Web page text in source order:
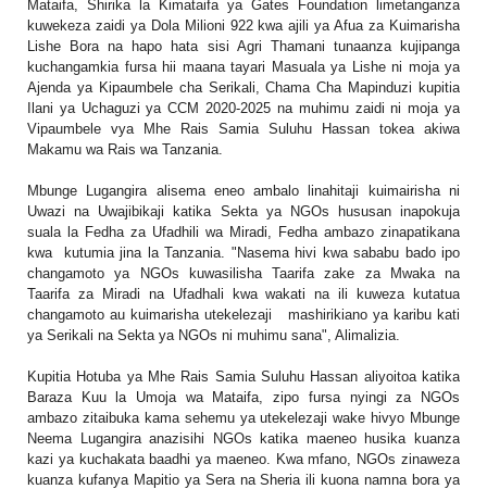
Mataifa, Shirika la Kimataifa ya Gates Foundation limetanganza
kuwekeza zaidi ya Dola Milioni 922 kwa ajili ya Afua za Kuimarisha
Lishe Bora na hapo hata sisi Agri Thamani tunaanza kujipanga
kuchangamkia fursa hii maana tayari Masuala ya Lishe ni moja ya
Ajenda ya Kipaumbele cha Serikali, Chama Cha Mapinduzi kupitia
Ilani ya Uchaguzi ya CCM 2020-2025 na muhimu zaidi ni moja ya
Vipaumbele vya Mhe Rais Samia Suluhu Hassan tokea akiwa
Makamu wa Rais wa Tanzania.
Mbunge Lugangira alisema eneo ambalo linahitaji kuimairisha ni
Uwazi na Uwajibikaji katika Sekta ya NGOs hususan inapokuja
suala la Fedha za Ufadhili wa Miradi, Fedha ambazo zinapatikana
kwa kutumia jina la Tanzania. "Nasema hivi kwa sababu bado ipo
changamoto ya NGOs kuwasilisha Taarifa zake za Mwaka na
Taarifa za Miradi na Ufadhali kwa wakati na ili kuweza kutatua
changamoto au kuimarisha utekelezaji mashirikiano ya karibu kati
ya Serikali na Sekta ya NGOs ni muhimu sana", Alimalizia.
Kupitia Hotuba ya Mhe Rais Samia Suluhu Hassan aliyoitoa katika
Baraza Kuu la Umoja wa Mataifa, zipo fursa nyingi za NGOs
ambazo zitaibuka kama sehemu ya utekelezaji wake hivyo Mbunge
Neema Lugangira anazisihi NGOs katika maeneo husika kuanza
kazi ya kuchakata baadhi ya maeneo. Kwa mfano, NGOs zinaweza
kuanza kufanya Mapitio ya Sera na Sheria ili kuona namna bora ya